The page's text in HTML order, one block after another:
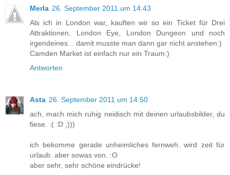
Merla 26. September 2011 um 14:43
Als ich in London war, kauften wir so ein Ticket für Drei
Attraktionen, London Eye, London Dungeon und noch
irgendeines... damit musste man dann gar nicht anstehen:)
Camden Market ist einfach nur ein Traum:)
Antworten
Asta 26. September 2011 um 14:50
ach, mach mich ruhig neidisch mit deinen urlaubsbilder, du
fiese. :( :D ;)))
ich bekomme gerade unheimliches fernweh. wird zeit für
urlaub. aber sowas von. :O
aber sehr, sehr schöne eindrücke!